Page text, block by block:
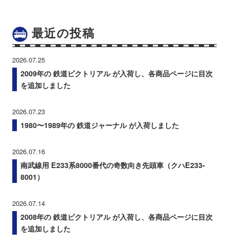
最近の投稿
2026.07.25
2009年の 鉄道ピクトリアル が入荷し、各商品ページに目次
を追加しました
2026.07.23
1980〜1989年の 鉄道ジャーナル が入荷しました
2026.07.16
南武線用 E233系8000番代の奇数向き先頭車（クハE233-
8001）
2026.07.14
2008年の 鉄道ピクトリアル が入荷し、各商品ページに目次
を追加しました